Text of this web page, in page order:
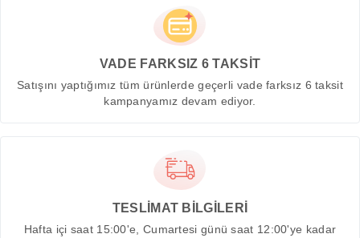
VADE FARKSIZ 6 TAKSİT
Satışını yaptığımız tüm ürünlerde geçerli vade farksız 6 taksit
kampanyamız devam ediyor.
TESLİMAT BİLGİLERİ
Hafta içi saat 15:00'e, Cumartesi günü saat 12:00'ye kadar